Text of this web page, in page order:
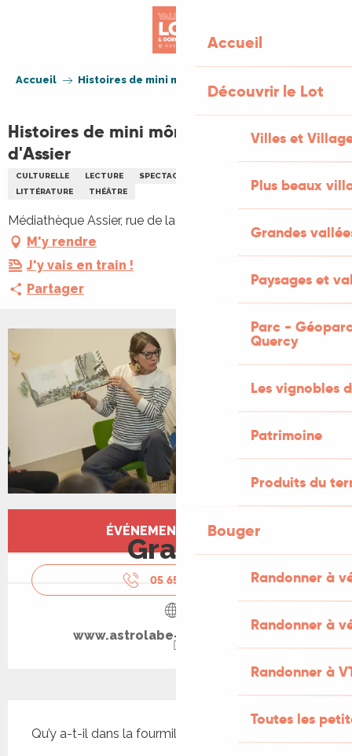
Accueil
Découvrir le Lot
Villes et
Plus beaux
Grandes
Paysages et
Parc -
Quercy
Les vignobles
Patrimoine
Produits du
Bouger
Randonner à
Randonner à
Randonner à
Toutes les
Accueil Histoires de mini mômes ! Médiathèque d'Assier
Histoires de mini mômes ! Médiathèque
d'Assier
CULTURELLE LECTURE SPECTACLE
LITTÉRATURE
THÉÂTRE
Médiathèque Assier, rue de la Pierre Levée, 46320 Assier
M'y rendre
J'y vais en train !
Partager
Ouverture et coordonnées
ÉVÉNEMENT TERMINÉ
Gratuit
05 65 64 81
www.astrolabe-grand-figeac.fr
Qu’y a-t-il dans la fourmilière ?